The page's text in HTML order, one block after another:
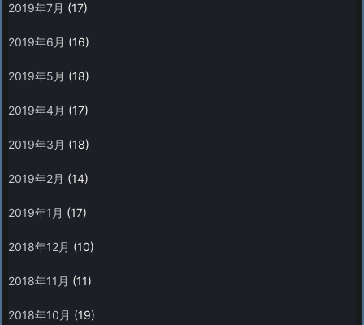
2019年7月 (17)
2019年6月 (16)
2019年5月 (18)
2019年4月 (17)
2019年3月 (18)
2019年2月 (14)
2019年1月 (17)
2018年12月 (10)
2018年11月 (11)
2018年10月 (19)